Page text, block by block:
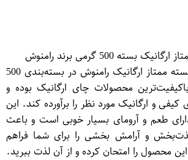
500 گرمی برند رامنوش
کالای چای سیاه شکسته ممتاز ارگانیک رامنوش در بسته‌بندی 500
محصولات چای ارگانیک بوده و
کیفی و ارگانیک مورد نظر را برآورده کند. این
طعم و آرومای بسیار خوبی است و باعث
و آرامش بخشی را برای شما فراهم
محصول را امتحان کرده و از آن لذت ببرید.